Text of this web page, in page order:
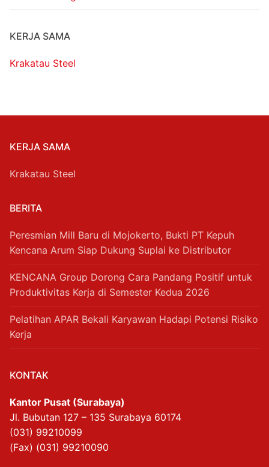
KERJA SAMA
Krakatau Steel
KERJA SAMA
Krakatau Steel
BERITA
Peresmian Mill Baru di Mojokerto, Bukti PT Kepuh
Kencana Arum Siap Dukung Suplai ke Distributor
KENCANA Group Dorong Cara Pandang Positif untuk
Produktivitas Kerja di Semester Kedua 2026
Pelatihan APAR Bekali Karyawan Hadapi Potensi Risiko
Kerja
KONTAK
Kantor Pusat (Surabaya)
Jl. Bubutan 127 – 135 Surabaya 60174
(031) 99210099
(Fax) (031) 99210090